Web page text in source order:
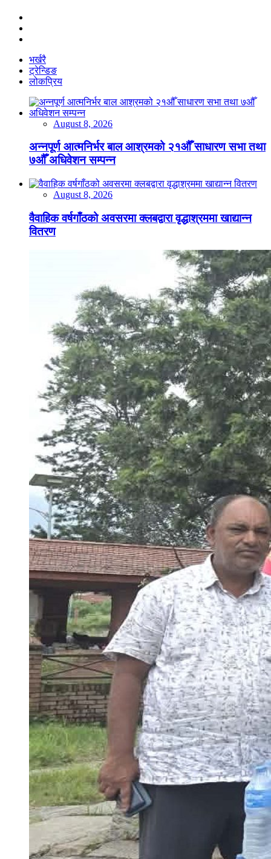
भर्खरै
ट्रेन्डिङ
लोकप्रिय
August 8, 2026
अन्नपूर्ण आत्मनिर्भर बाल आश्रमको २१औँ साधारण सभा तथा
७औँ अधिवेशन सम्पन्न
August 8, 2026
वैवाहिक वर्षगाँठको अवसरमा क्लबद्वारा वृद्धाश्रममा खाद्यान्न
वितरण